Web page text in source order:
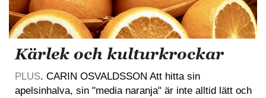
Kärlek och kulturkrockar
PLUS. CARIN OSVALDSSON Att hitta sin
apelsinhalva, sin "media naranja" är inte alltid lätt och